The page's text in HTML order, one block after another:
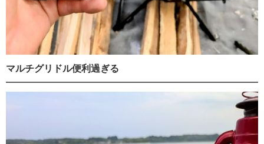
マルチグリドル便利過ぎる